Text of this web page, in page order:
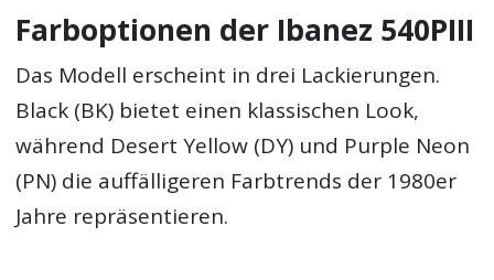
Farboptionen der Ibanez 540PIII
Das Modell erscheint in drei Lackierungen.
Black (BK) bietet einen klassischen Look,
während Desert Yellow (DY) und Purple Neon
(PN) die auffälligeren Farbtrends der 1980er
Jahre repräsentieren.